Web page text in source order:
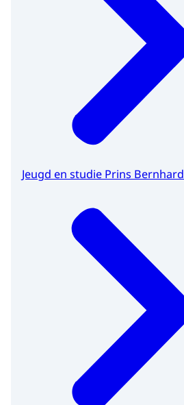
Jeugd en studie Prins Bernhard